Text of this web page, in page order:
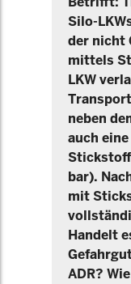
Silo-
der nicht
mittels
LKW
neben
auch
bar).
mit
Handelt
ADR?